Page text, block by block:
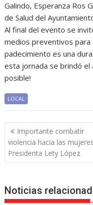
Galindo, Esperanza Ros
de Salud del
Al final del evento se
medios preventivos
padecimiento es una
esta jornada se brindó el
posible!
LOCAL
Navegación
de
entradas
Importante combatir
violencia hacia las
Presidenta Lety López
Noticias